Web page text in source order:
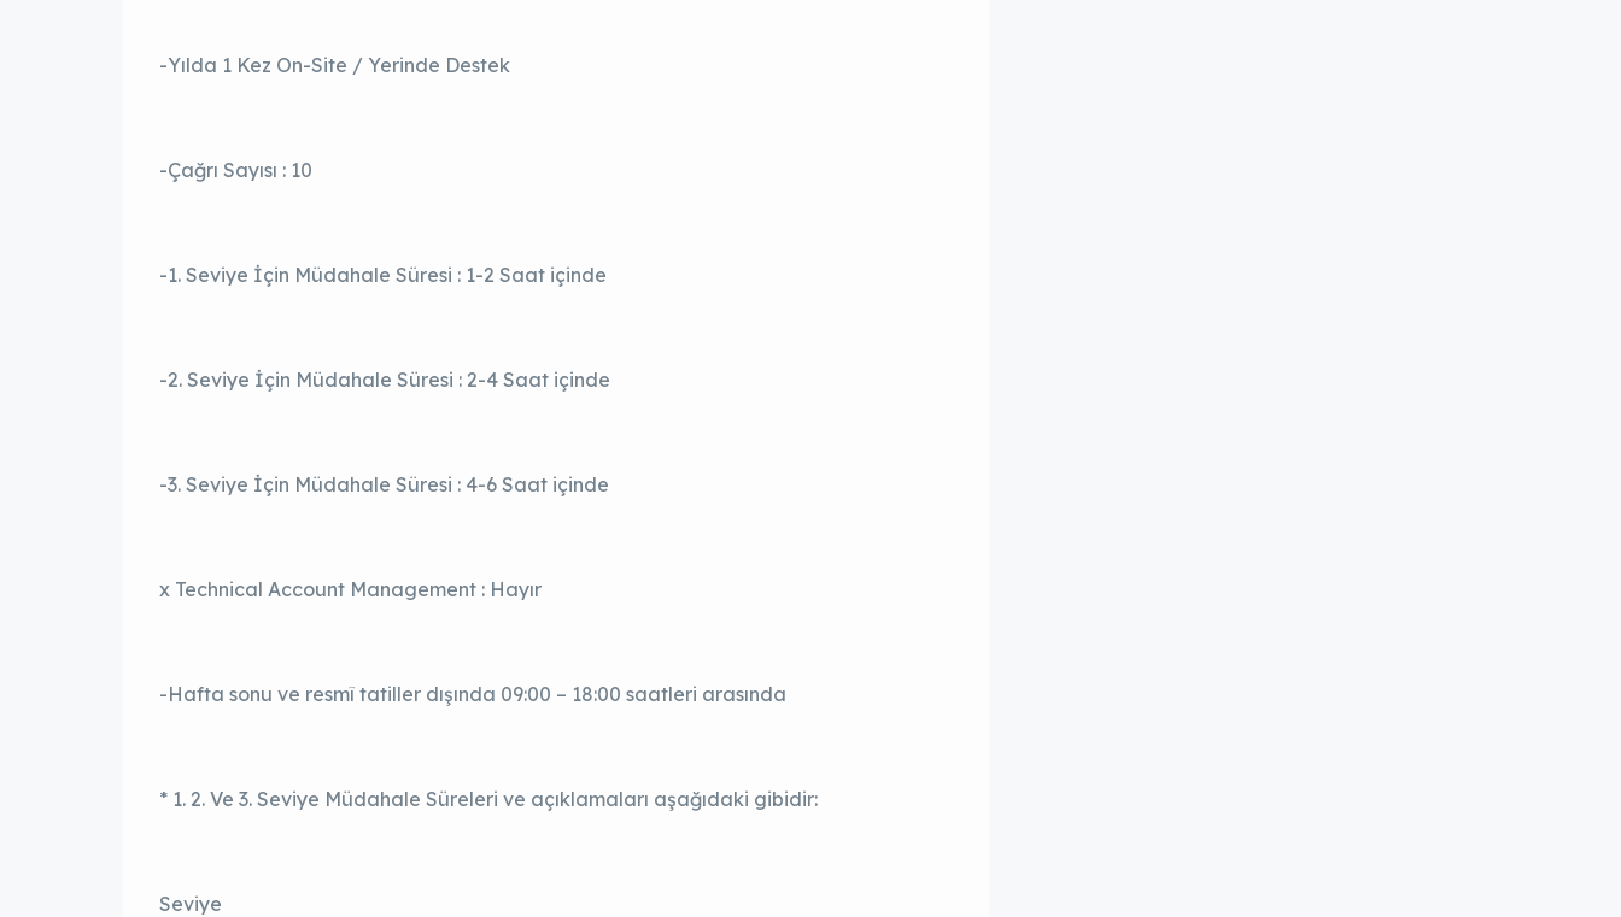
-Yılda 1 Kez On-Site / Yerinde Destek
-Çağrı Sayısı : 10
-1. Seviye İçin Müdahale Süresi : 1-2 Saat içinde
-2. Seviye İçin Müdahale Süresi : 2-4 Saat içinde
-3. Seviye İçin Müdahale Süresi : 4-6 Saat içinde
x Technical Account Management : Hayır
-Hafta sonu ve resmî tatiller dışında 09:00 – 18:00 saatleri arasında
* 1. 2. Ve 3. Seviye Müdahale Süreleri ve açıklamaları aşağıdaki gibidir:
Seviye